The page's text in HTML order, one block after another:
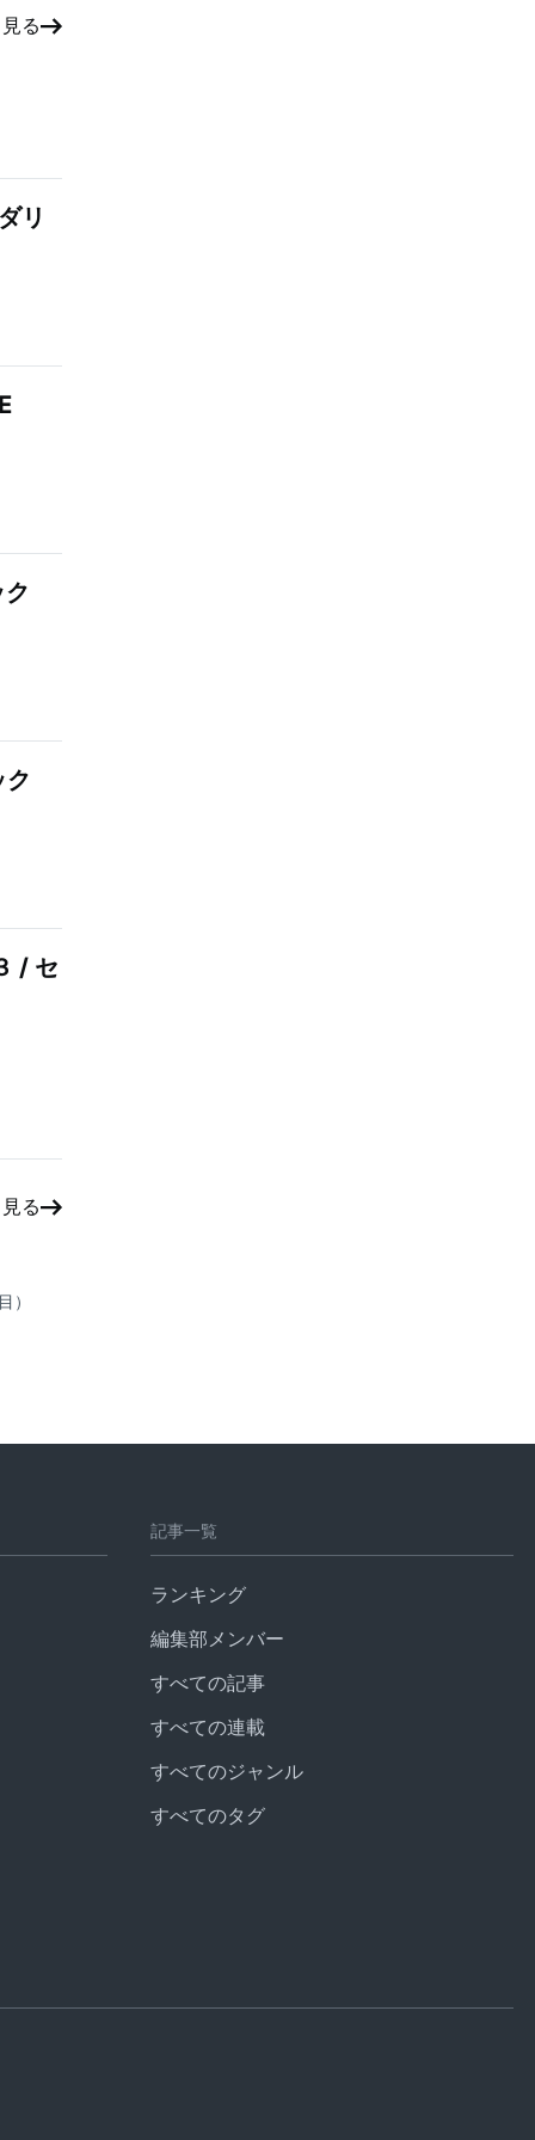
る
リ
/ セ
る
）
記事一覧
ランキング
編集部メンバー
すべての記事
すべての連載
すべてのジャンル
すべてのタグ